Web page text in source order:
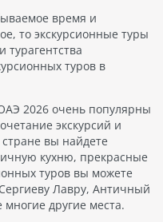
время и
то экскурсионные туры
туров в
2026 очень популярны
экскурсий и
вы найдете
кухню, прекрасные
туров вы можете
Лавру, Античный
другие места.